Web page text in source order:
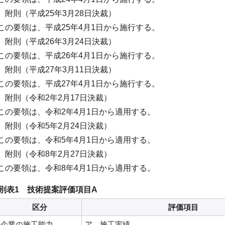
則（平成25年3月28日決裁）
の要領は、平成25年4月1日から施行する。
則（平成26年3月24日決裁）
の要領は、平成26年4月1日から施行する。
則（平成27年3月11日決裁）
の要領は、平成27年4月1日から施行する。
則（令和2年2月17日決裁）
の要領は、令和2年4月1日から適用する。
則（令和5年2月24日決裁）
の要領は、令和5年4月1日から適用する。
則（令和8年2月27日決裁）
の要領は、令和8年4月1日から適用する。
表1 技術提案評価項目A
区分 評価項目